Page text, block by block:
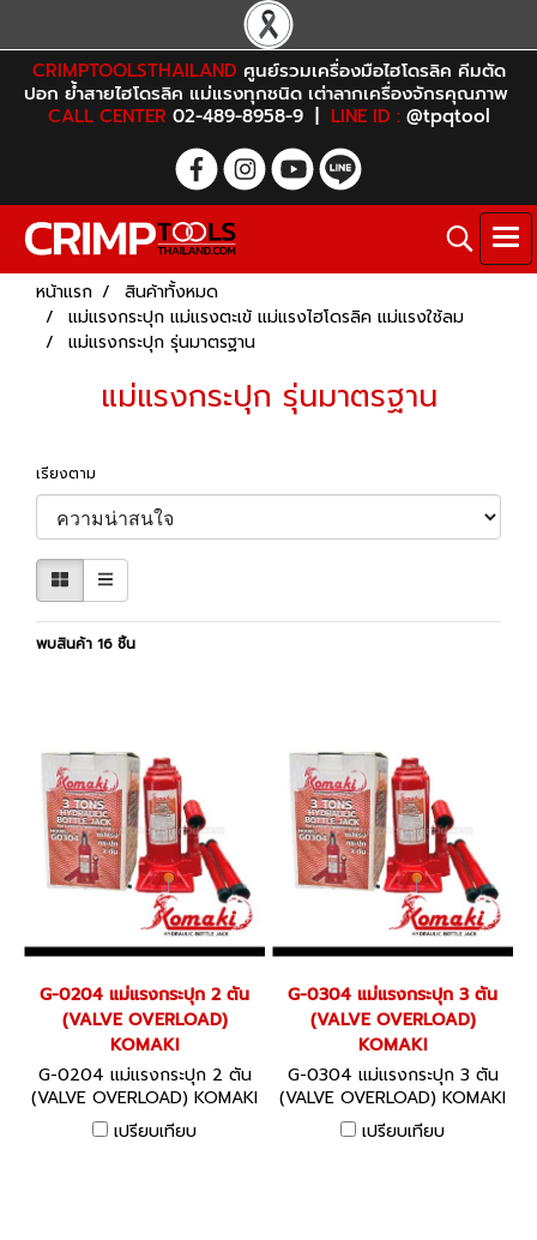
CRIMPTOOLSTHAILAND ศูนย์รวมเครื่องมือไฮโดรลิค คีมตัด
ปอก ย้ำสายไฮโดรลิค แม่แรงทุกชนิด เต่าลากเครื่องจักรคุณภาพ
CALL CENTER 02-489-8958-9 | LINE ID :@tpqtool
หน้าแรก
สินค้าทั้งหมด
แม่แรงกระปุก แม่แรงตะเข้ แม่แรงไฮโดรลิค แม่แรงใช้ลม
แม่แรงกระปุก รุ่นมาตรฐาน
แม่แรงกระปุก รุ่นมาตรฐาน
เรียงตาม
พบสินค้า 16 ชิ้น
G-0204 แม่แรงกระปุก 2 ตัน
(VALVE OVERLOAD)
KOMAKI
G-0204 แม่แรงกระปุก 2 ตัน
(VALVE OVERLOAD) KOMAKI
เปรียบเทียบ
G-0304 แม่แรงกระปุก 3 ตัน
(VALVE OVERLOAD)
KOMAKI
G-0304 แม่แรงกระปุก 3 ตัน
(VALVE OVERLOAD) KOMAKI
เปรียบเทียบ